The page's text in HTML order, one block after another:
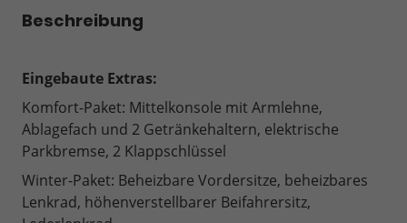
Beschreibung
Eingebaute Extras:
Komfort-Paket: Mittelkonsole mit Armlehne,
Ablagefach und 2 Getränkehaltern, elektrische
Parkbremse, 2 Klappschlüssel
Winter-Paket: Beheizbare Vordersitze, beheizbares
Lenkrad, höhenverstellbarer Beifahrersitz,